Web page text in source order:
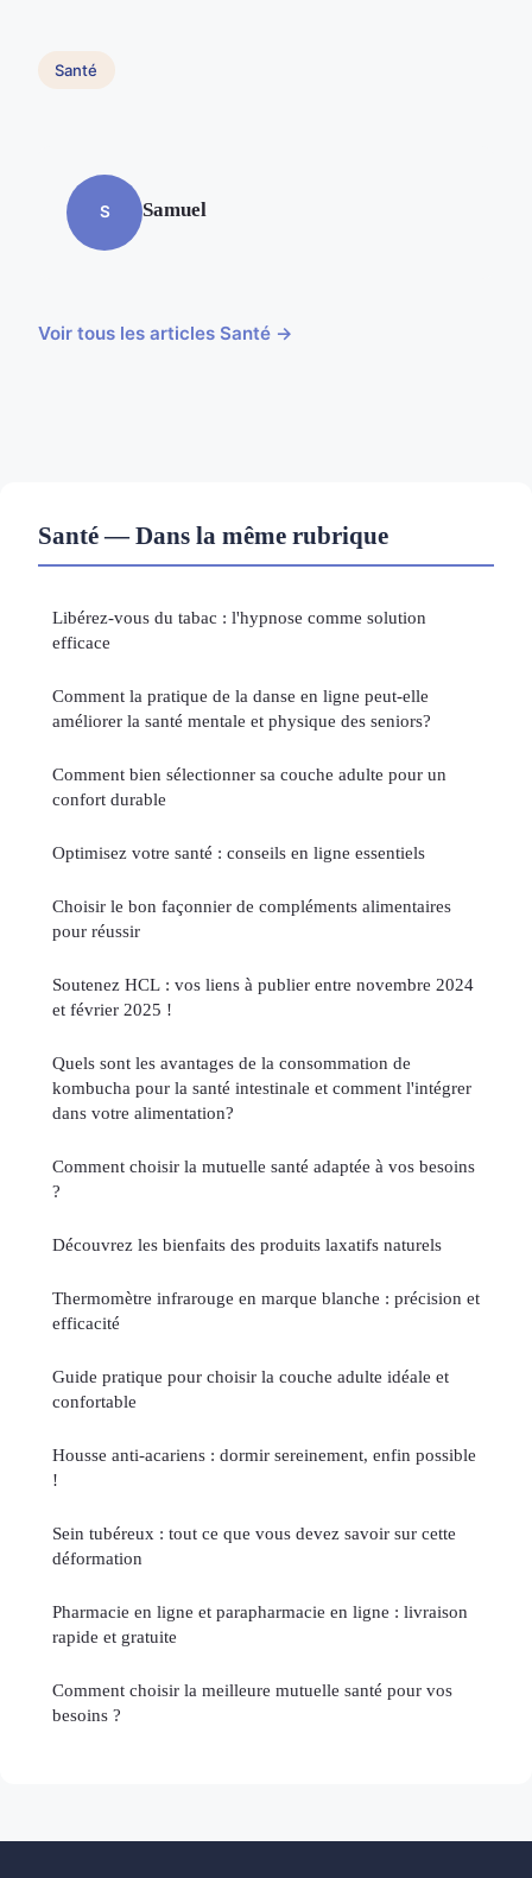
Santé
S Samuel
Voir tous les articles Santé →
Santé — Dans la même rubrique
Libérez-vous du tabac : l'hypnose comme solution
efficace
Comment la pratique de la danse en ligne peut-elle
améliorer la santé mentale et physique des seniors?
Comment bien sélectionner sa couche adulte pour un
confort durable
Optimisez votre santé : conseils en ligne essentiels
Choisir le bon façonnier de compléments alimentaires
pour réussir
Soutenez HCL : vos liens à publier entre novembre 2024
et février 2025 !
Quels sont les avantages de la consommation de
kombucha pour la santé intestinale et comment l'intégrer
dans votre alimentation?
Comment choisir la mutuelle santé adaptée à vos besoins
?
Découvrez les bienfaits des produits laxatifs naturels
Thermomètre infrarouge en marque blanche : précision et
efficacité
Guide pratique pour choisir la couche adulte idéale et
confortable
Housse anti-acariens : dormir sereinement, enfin possible
!
Sein tubéreux : tout ce que vous devez savoir sur cette
déformation
Pharmacie en ligne et parapharmacie en ligne : livraison
rapide et gratuite
Comment choisir la meilleure mutuelle santé pour vos
besoins ?